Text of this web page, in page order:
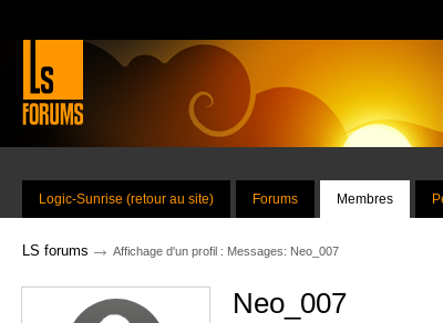
Logic-Sunrise (retour au site) Forums Membres
LS forums → Affichage d'un profil : Messages: Neo_007
Neo_007